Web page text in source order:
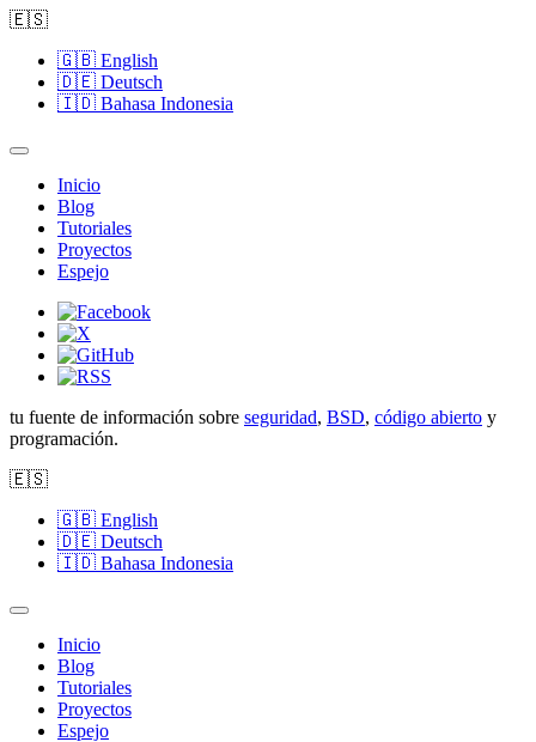
🇪🇸
🇬🇧 English
🇩🇪 Deutsch
🇮🇩 Bahasa Indonesia
Inicio
Blog
Tutoriales
Proyectos
Espejo
tu fuente de información sobre seguridad, BSD, código abierto y
programación.
🇪🇸
🇬🇧 English
🇩🇪 Deutsch
🇮🇩 Bahasa Indonesia
Inicio
Blog
Tutoriales
Proyectos
Espejo